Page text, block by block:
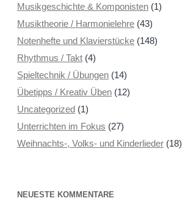
Musikgeschichte & Komponisten(1)
Musiktheorie / Harmonielehre(43)
Notenhefte und Klavierstücke(148)
Rhythmus / Takt(4)
Spieltechnik / Übungen(14)
Übetipps / Kreativ Üben(12)
Uncategorized(1)
Unterrichten im Fokus (27)
Weihnachts-, Volks- und Kinderlieder(18)
NEUESTE KOMMENTARE